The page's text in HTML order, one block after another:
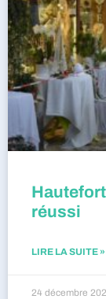
réussi
LIRE LA SUITE »
24 décembre